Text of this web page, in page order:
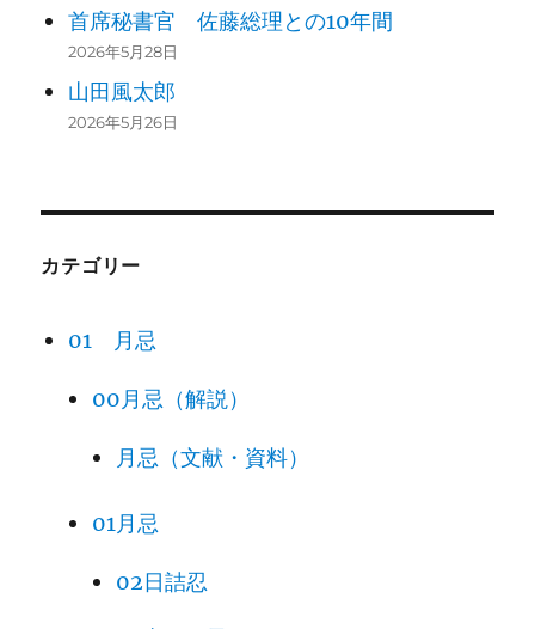
首席秘書官 佐藤総理との10年間
2026年5月28日
山田風太郎
2026年5月26日
カテゴリー
01 月忌
00月忌（解説）
月忌（文献・資料）
01月忌
02日詰忍